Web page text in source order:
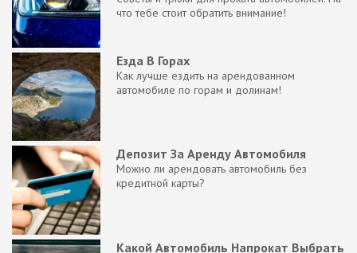
что тебе стоит обратить внимание!
Езда В Горах
Как лучше ездить на арендованном
автомобиле по горам и долинам!
Депозит За Аренду Автомобиля
Можно ли арендовать автомобиль без
кредитной карты?
Какой Автомобиль Напрокат Выбрать